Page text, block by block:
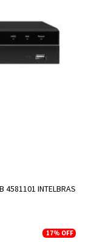
4581101 INTELBRAS
17% OFF